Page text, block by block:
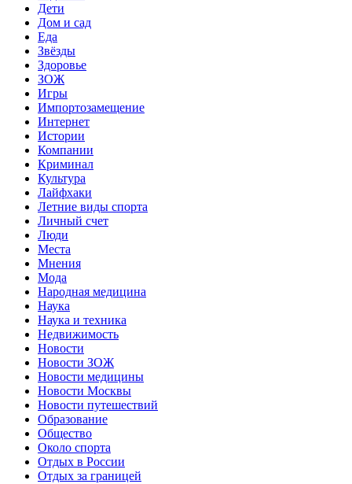
Дети
Дом и сад
Еда
Звёзды
Здоровье
ЗОЖ
Игры
Импортозамещение
Интернет
Истории
Компании
Криминал
Культура
Лайфхаки
Летние виды спорта
Личный счет
Люди
Места
Мнения
Мода
Народная медицина
Наука
Наука и техника
Недвижимость
Новости
Новости ЗОЖ
Новости медицины
Новости Москвы
Новости путешествий
Образование
Общество
Около спорта
Отдых в России
Отдых за границей